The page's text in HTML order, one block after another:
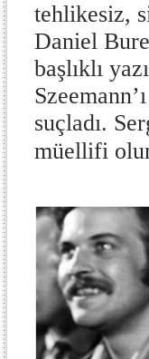
tehlikesiz,
Daniel
başlıklı
suçladı.
müellifi